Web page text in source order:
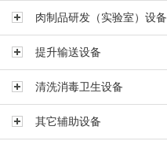
肉制品研发（实验室）设备
提升输送设备
清洗消毒卫生设备
其它辅助设备